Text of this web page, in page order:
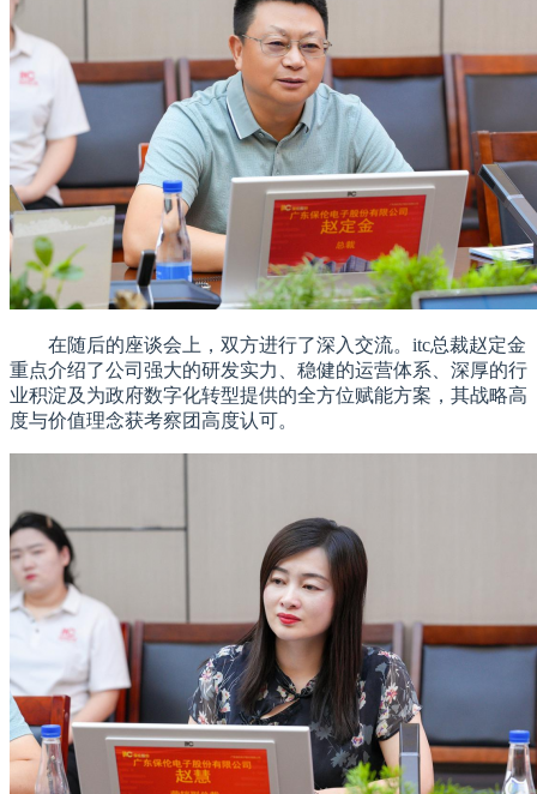
在随后的座谈会上，双方进行了深入交流。itc总裁赵定金
重点介绍了公司强大的研发实力、稳健的运营体系、深厚的行
业积淀及为政府数字化转型提供的全方位赋能方案，其战略高
度与价值理念获考察团高度认可。